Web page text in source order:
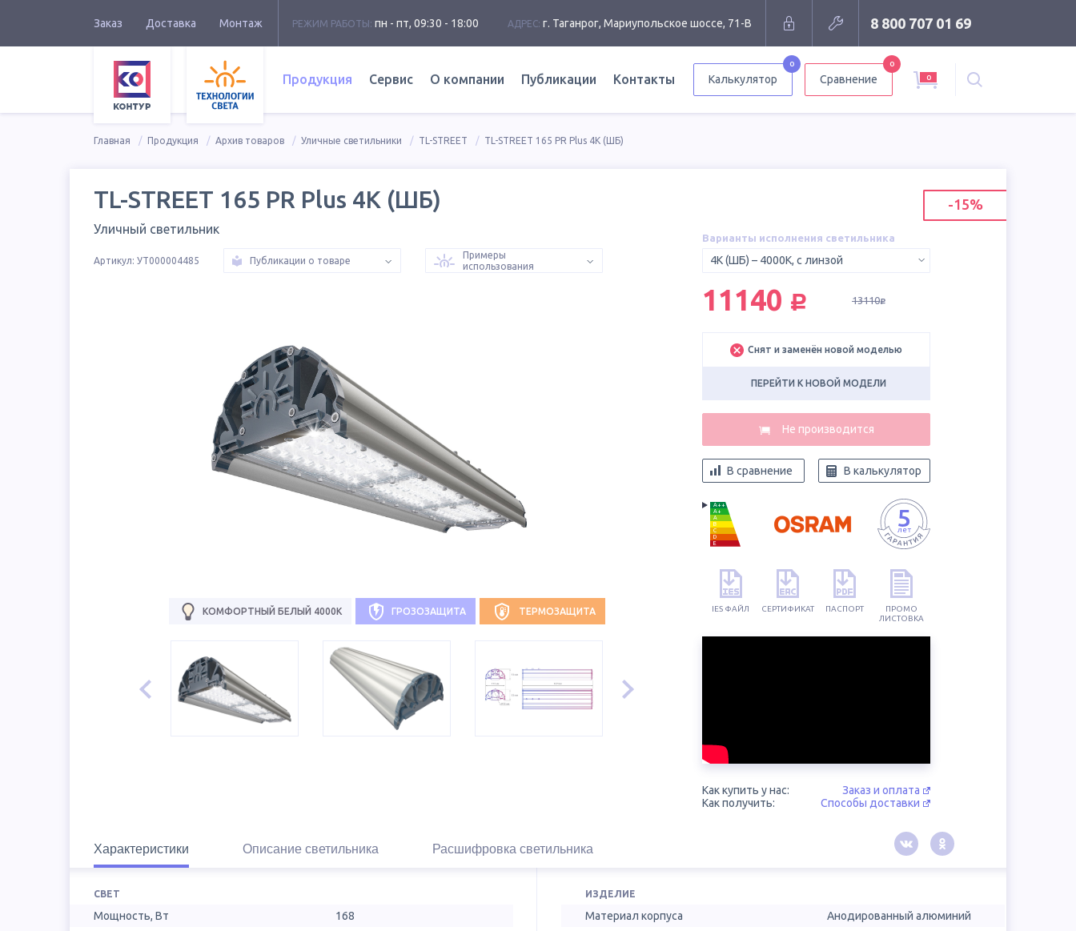
Заказ Доставка Монтаж РЕЖИМ РАБОТЫ: пн - пт, 09:30 - 18:00 АДРЕС: г. Таганрог, Мариупольское шоссе, 71-В 8 800 707 01 69
Продукция Сервис О компании Публикации Контакты Калькулятор
0
Сравнение
0
0
Главная Продукция Архив товаров Уличные светильники TL-STREET TL-STREET 165 PR Plus 4K (ШБ)
-15%
TL-STREET 165 PR Plus 4K (ШБ)
Уличный светильник
Артикул: УТ000004485 Публикации о товаре
Примеры
использования
КОМФОРТНЫЙ БЕЛЫЙ 4000К ГРОЗОЗАЩИТА ТЕРМОЗАЩИТА
Варианты исполнения светильника
4K (ШБ) – 4000K, с линзой
11140 руб. 13110руб.
Снят и заменён новой моделью
ПЕРЕЙТИ К НОВОЙ МОДЕЛИ
В сравнение В калькулятор
A++
A+
A
B
C
D
E
IES ФАЙЛ СЕРТИФИКАТ ПАСПОРТ
ПРОМО
ЛИСТОВКА
Как купить у нас:
Заказ и оплата
Как получить:
Способы доставки
Характеристики Описание светильника Расшифровка светильника
СВЕТ
Мощность, Вт
168
ИЗДЕЛИЕ
Материал корпуса Анодированный алюминий